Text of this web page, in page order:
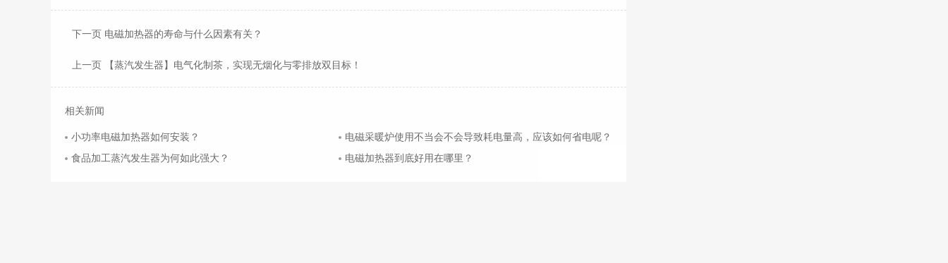
下一页 电磁加热器的寿命与什么因素有关？
上一页 【蒸汽发生器】电气化制茶，实现无烟化与零排放双目标！
相关新闻
小功率电磁加热器如何安装？
电磁采暖炉使用不当会不会导致耗电量高，应该如何省电呢？
食品加工蒸汽发生器为何如此强大？
电磁加热器到底好用在哪里？